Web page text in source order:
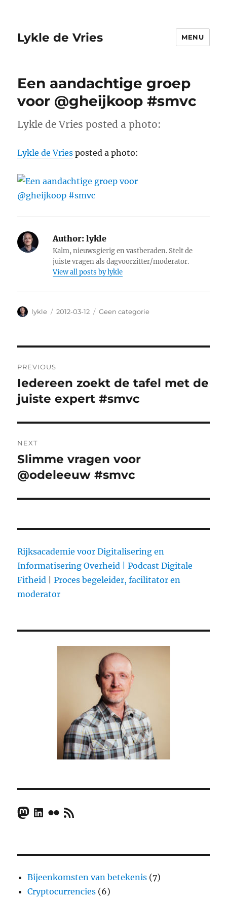
Lykle de Vries MENU
Een aandachtige groep
voor @gheijkoop #smvc
Lykle de Vries posted a photo:
Lykle de Vries posted a photo:
Author: lykle
Kalm, nieuwsgierig en vastberaden. Stelt de
juiste vragen als dagvoorzitter/moderator.
View all posts by lykle
Author
lykle
Posted
2012-03-12 Categories
Geen categorie
navigation
PREVIOUS
Previous
post:
Iedereen zoekt de tafel met de
juiste expert #smvc
NEXT
Next
post:
Slimme vragen voor
@odeleeuw #smvc
Rijksacademie voor Digitalisering en
Informatisering Overheid |
Podcast Digitale
Fitheid |Proces begeleider, facilitator en
moderator
Mastodon
LinkedIn
FlickrRSS Feed
Bijeenkomsten van betekenis (7)
Cryptocurrencies (6)